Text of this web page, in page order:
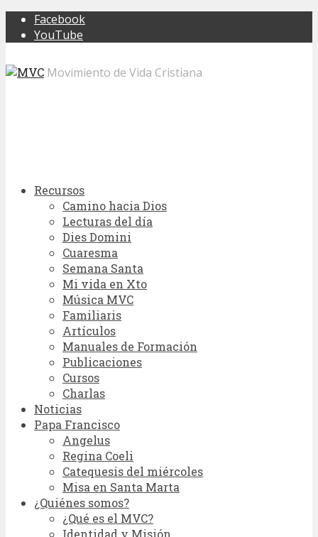
Facebook
YouTube
Movimiento de Vida Cristiana
Recursos
Camino hacia Dios
Lecturas del día
Dies Domini
Cuaresma
Semana Santa
Mi vida en Xto
Música MVC
Familiaris
Artículos
Manuales de Formación
Publicaciones
Cursos
Charlas
Noticias
Papa Francisco
Angelus
Regina Coeli
Catequesis del miércoles
Misa en Santa Marta
¿Quiénes somos?
¿Qué es el MVC?
Identidad y Misión